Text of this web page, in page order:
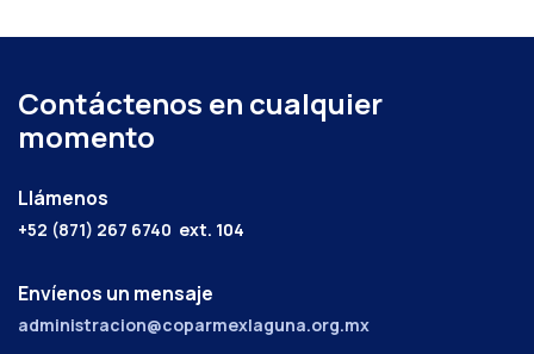
Contáctenos en cualquier
momento
Llámenos
+52 (871) 267 6740 ext. 104
Envíenos un mensaje
administracion@coparmexlaguna.org.mx